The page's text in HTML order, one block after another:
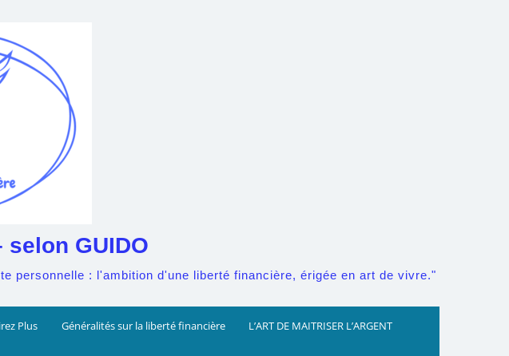
GUIDO
personnelle : l'ambition d'une liberté financière, érigée en art de vivre."
Plus Généralités sur la liberté financière L’ART DE MAITRISER L’ARGENT